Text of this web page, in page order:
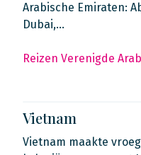
Arabische Emiraten:
Dubai,…
Reizen Verenigde
Vietnam
Vietnam maakte